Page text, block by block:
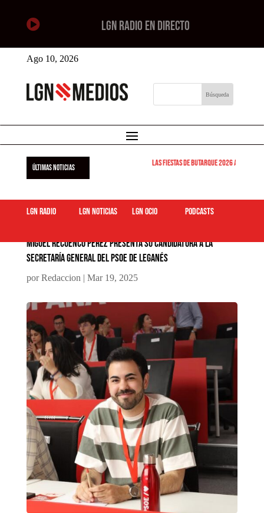
 LGN RADIO EN DIRECTO
Ago 10, 2026
ÚLTIMAS NOTICIAS Las Fiestas de Butarque 2026 arrancan
LGN Radio LGN Noticias LGN ocio podcasts
Miguel Recuenco Pérez presenta su candidatura a la
Secretaría General del PSOE de Leganés
porRedaccion| Mar 19, 2025